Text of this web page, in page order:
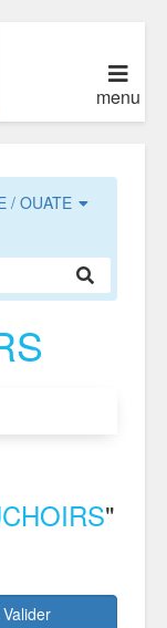
menu
/ OUATE
"
Valider